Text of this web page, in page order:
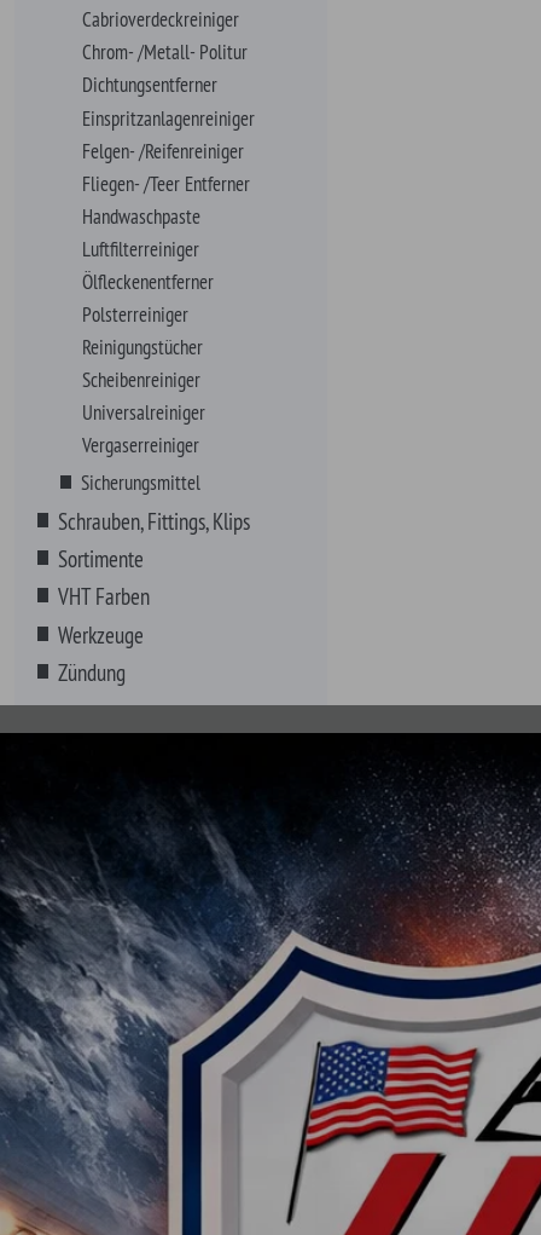
Sicherungsmittel
Schrauben, Fittings, Klips
Sortimente
VHT Farben
Werkzeuge
Zündung